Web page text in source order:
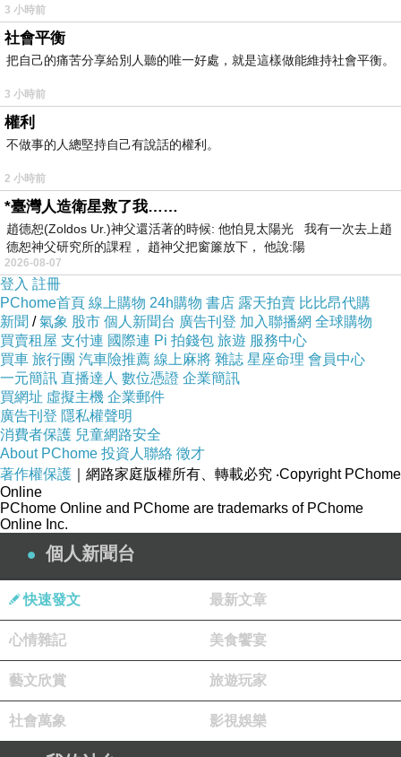
3 小時前
社會平衡
把自己的痛苦分享給別人聽的唯一好處，就是這樣做能維持社會平衡。
3 小時前
權利
不做事的人總堅持自己有說話的權利。
2 小時前
*臺灣人造衛星救了我……
趙德恕(Zoldos Ur.)神父還活著的時候: 他怕見太陽光 我有一次去上趙
德恕神父研究所的課程， 趙神父把窗簾放下， 他說:陽
2026-08-07
登入 註冊
PChome首頁 線上購物 24h購物 書店 露天拍賣 比比昂代購
新聞 /氣象 股市 個人新聞台 廣告刊登 加入聯播網 全球購物
買賣租屋 支付連 國際連 Pi 拍錢包 旅遊 服務中心
買車 旅行團 汽車險推薦 線上麻將 雜誌 星座命理 會員中心
一元簡訊 直播達人 數位憑證 企業簡訊
買網址 虛擬主機 企業郵件
廣告刊登 隱私權聲明
消費者保護 兒童網路安全
About PChome 投資人聯絡 徵才
著作權保護 ｜網路家庭版權所有、轉載必究 ‧Copyright PChome
Online
PChome Online and PChome are trademarks of PChome
Online Inc.
個人新聞台
快速發文 最新文章
心情雜記 美食饗宴
藝文欣賞 旅遊玩家
社會萬象 影視娛樂